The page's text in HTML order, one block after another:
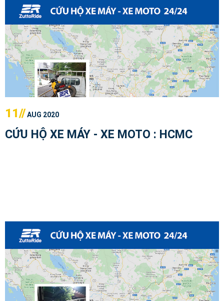
11//AUG 2020
CỨU HỘ XE MÁY - XE MOTO : HCMC